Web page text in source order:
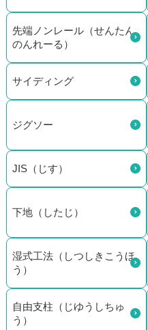
先端ノンレール（せんたん
のんれーる）
サイディング
ジグソー
JIS（じす）
下地（したじ）
湿式工法（しつしきこうほ
う）
自由支柱（じゆうしちゅ
う）